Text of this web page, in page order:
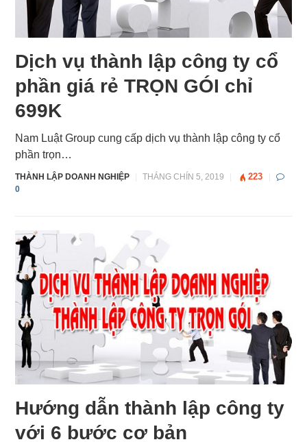
Dịch vụ thành lập công ty cổ
phần giá rẻ TRỌN GÓI chỉ
699K
Nam Luật Group cung cấp dịch vụ thành lập công ty cổ
phần trọn…
THÀNH LẬP DOANH NGHIỆP THÁNG CHÍN 5, 2019 223
0
Hướng dẫn thành lập công ty
với 6 bước cơ bản